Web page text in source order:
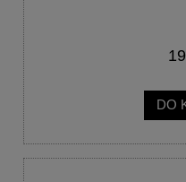
DO